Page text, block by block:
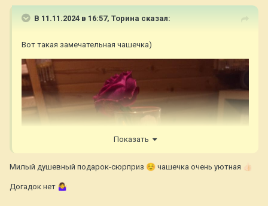
В 11.11.2024 в 16:57, Торина сказал:
Вот такая замечательная чашечка)
Показать
Милый душевный подарок-сюрприз ☺️ чашечка очень уютная 👍🏻
Догадок нет 🤷‍♀️